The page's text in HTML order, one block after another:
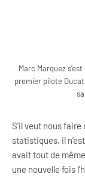
Marc Marquez
premier pilote
S’il veut nous
statistiques, il
avait tout de
une nouvelle fois